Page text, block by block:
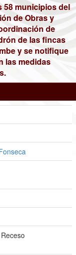
58 municipios del
de Obras y
de
de las fincas
y se notifique
las medidas